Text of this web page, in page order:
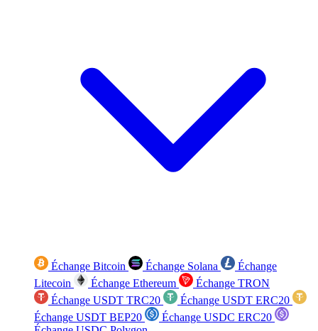
Échange Bitcoin Échange Solana
Échange
Litecoin
Échange Ethereum
Échange TRON
Échange USDT TRC20
Échange USDT ERC20
Échange USDT BEP20
Échange USDC ERC20